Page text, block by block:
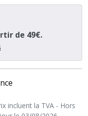
de 49€.
incluent la TVA - Hors